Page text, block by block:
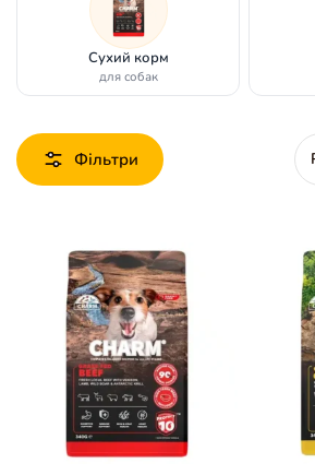
Сухий корм
для собак
Фільтри